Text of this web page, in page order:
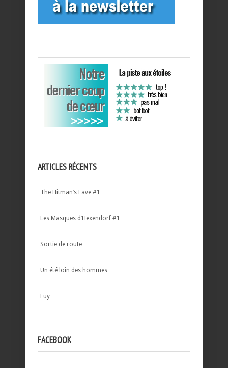
ARTICLES RÉCENTS
The Hitman’s Fave #1
Les Masques d’Hexendorf #1
Sortie de route
Un été loin des hommes
Euy
FACEBOOK